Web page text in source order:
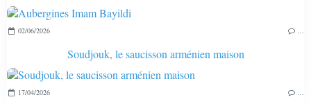
02/06/2026
Soudjouk, le saucisson arménien maison
17/04/2026